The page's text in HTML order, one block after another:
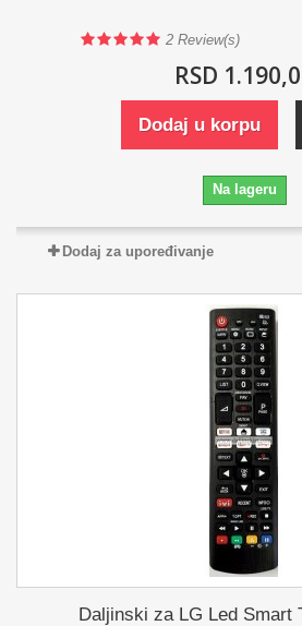
2 Review(s)
RSD
Dodaj u korpu
Na lageru
Dodaj za upoređivanje
Daljinski za LG Led Smart